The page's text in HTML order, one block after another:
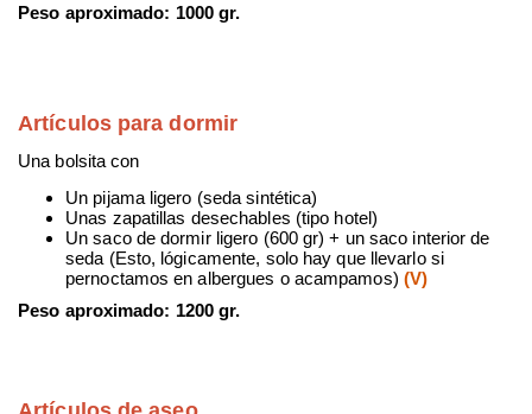
Peso aproximado: 1000 gr.
Artículos para dormir
Una bolsita con
Un pijama ligero (seda sintética)
Unas zapatillas desechables (tipo hotel)
Un saco de dormir ligero (600 gr) + un saco interior de
seda (Esto, lógicamente, solo hay que llevarlo si
pernoctamos en albergues o acampamos) (V)
Peso aproximado: 1200 gr.